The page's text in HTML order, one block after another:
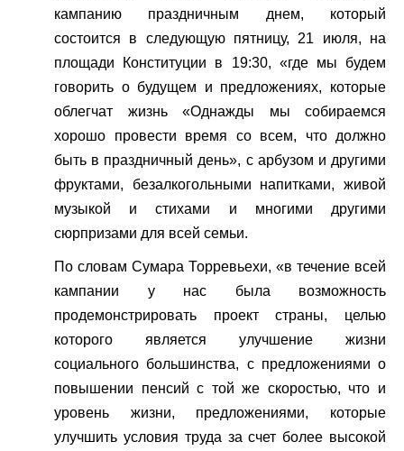
кампанию праздничным днем, который
состоится в следующую пятницу, 21 июля, на
площади Конституции в 19:30, «где мы будем
говорить о будущем и предложениях, которые
облегчат жизнь «Однажды мы собираемся
хорошо провести время со всем, что должно
быть в праздничный день», с арбузом и другими
фруктами, безалкогольными напитками, живой
музыкой и стихами и многими другими
сюрпризами для всей семьи.
По словам Сумара Торревьехи, «в течение всей
кампании у нас была возможность
продемонстрировать проект страны, целью
которого является улучшение жизни
социального большинства, с предложениями о
повышении пенсий с той же скоростью, что и
уровень жизни, предложениями, которые
улучшить условия труда за счет более высокой